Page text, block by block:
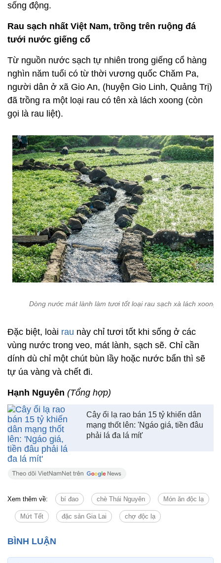
sống động.
Rau sạch nhất Việt Nam, trồng trên ruộng đá
tưới nước giếng cổ
Từ nguồn nước sạch tự nhiên trong giếng cổ hàng
nghìn năm tuổi có từ thời vương quốc Chăm Pa,
người dân ở xã Gio An, (huyện Gio Linh, Quảng Trị)
đã trồng ra một loại rau có tên xà lách xoong (còn
gọi là rau liệt).
Dòng nước mát lành làm tươi tốt loại rau sạch xà lách xoong
Đặc biệt, loài rau này chỉ tươi tốt khi sống ở các
vùng nước trong veo, mát lành, sạch sẽ. Chỉ cần
dính dù chỉ một chút bùn lầy hoặc nước bẩn thì sẽ
tự úa vàng và chết đi.
Hạnh Nguyên (Tổng hợp)
Cây ổi lạ rao bán 15 tỷ khiến dân
mạng thốt lên: 'Ngáo giá, tiền đâu
phải lá đa lá mít'
Xem thêm về: bí đao chè Thái Nguyên Món ăn độc lạ
Mứt Tết đặc sản Gia Lai chợ độc lạ